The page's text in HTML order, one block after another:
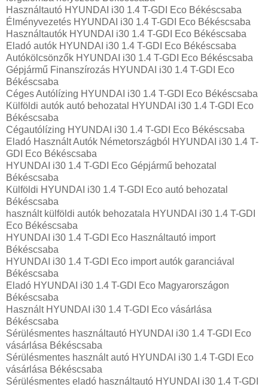
Használtautó‎ HYUNDAI i30 1.4 T-GDI Eco Békéscsaba
Élményvezetés HYUNDAI i30 1.4 T-GDI Eco Békéscsaba
Használtautó‎k HYUNDAI i30 1.4 T-GDI Eco Békéscsaba
Eladó autók HYUNDAI i30 1.4 T-GDI Eco Békéscsaba
Autókölcsönzők HYUNDAI i30 1.4 T-GDI Eco Békéscsaba
Gépjármű Finanszírozás HYUNDAI i30 1.4 T-GDI Eco
Békéscsaba
Céges Autólízing HYUNDAI i30 1.4 T-GDI Eco Békéscsaba
Külföldi autók‎ autó behozatal HYUNDAI i30 1.4 T-GDI Eco
Békéscsaba
Cégautólízing HYUNDAI i30 1.4 T-GDI Eco Békéscsaba
Eladó Használt Autók Németországból HYUNDAI i30 1.4 T-
GDI Eco Békéscsaba
HYUNDAI i30 1.4 T-GDI Eco Gépjármű behozatal
Békéscsaba
Külföldi HYUNDAI i30 1.4 T-GDI Eco autó behozatal
Békéscsaba
használt külföldi autók behozatala HYUNDAI i30 1.4 T-GDI
Eco Békéscsaba
HYUNDAI i30 1.4 T-GDI Eco Használtautó import
Békéscsaba
HYUNDAI i30 1.4 T-GDI Eco import autók garanciával
Békéscsaba
Eladó HYUNDAI i30 1.4 T-GDI Eco Magyarországon‎
Békéscsaba
Használt HYUNDAI i30 1.4 T-GDI Eco vásárlása
Békéscsaba
Sérülésmentes használtautó HYUNDAI i30 1.4 T-GDI Eco
vásárlása Békéscsaba
Sérülésmentes használt autó HYUNDAI i30 1.4 T-GDI Eco
vásárlása Békéscsaba
Sérülésmentes eladó használtautó HYUNDAI i30 1.4 T-GDI